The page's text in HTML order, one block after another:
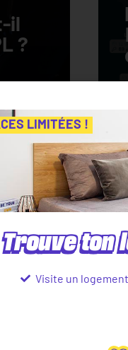
il
?
LIMITÉES !
Trouve ton
Visite un